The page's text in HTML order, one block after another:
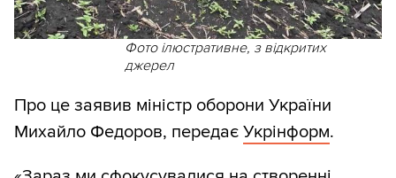
Фото ілюстративне, з відкритих
джерел
Про це заявив міністр оборони України
Михайло Федоров, передає Укрінформ.